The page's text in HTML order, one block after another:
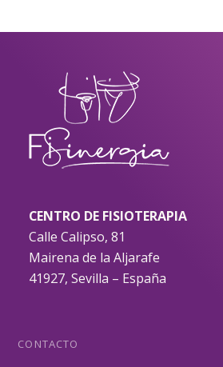
CENTRO DE FISIOTERAPIA
Calle Calipso, 81
Mairena de la Aljarafe
41927, Sevilla – España
CONTACTO